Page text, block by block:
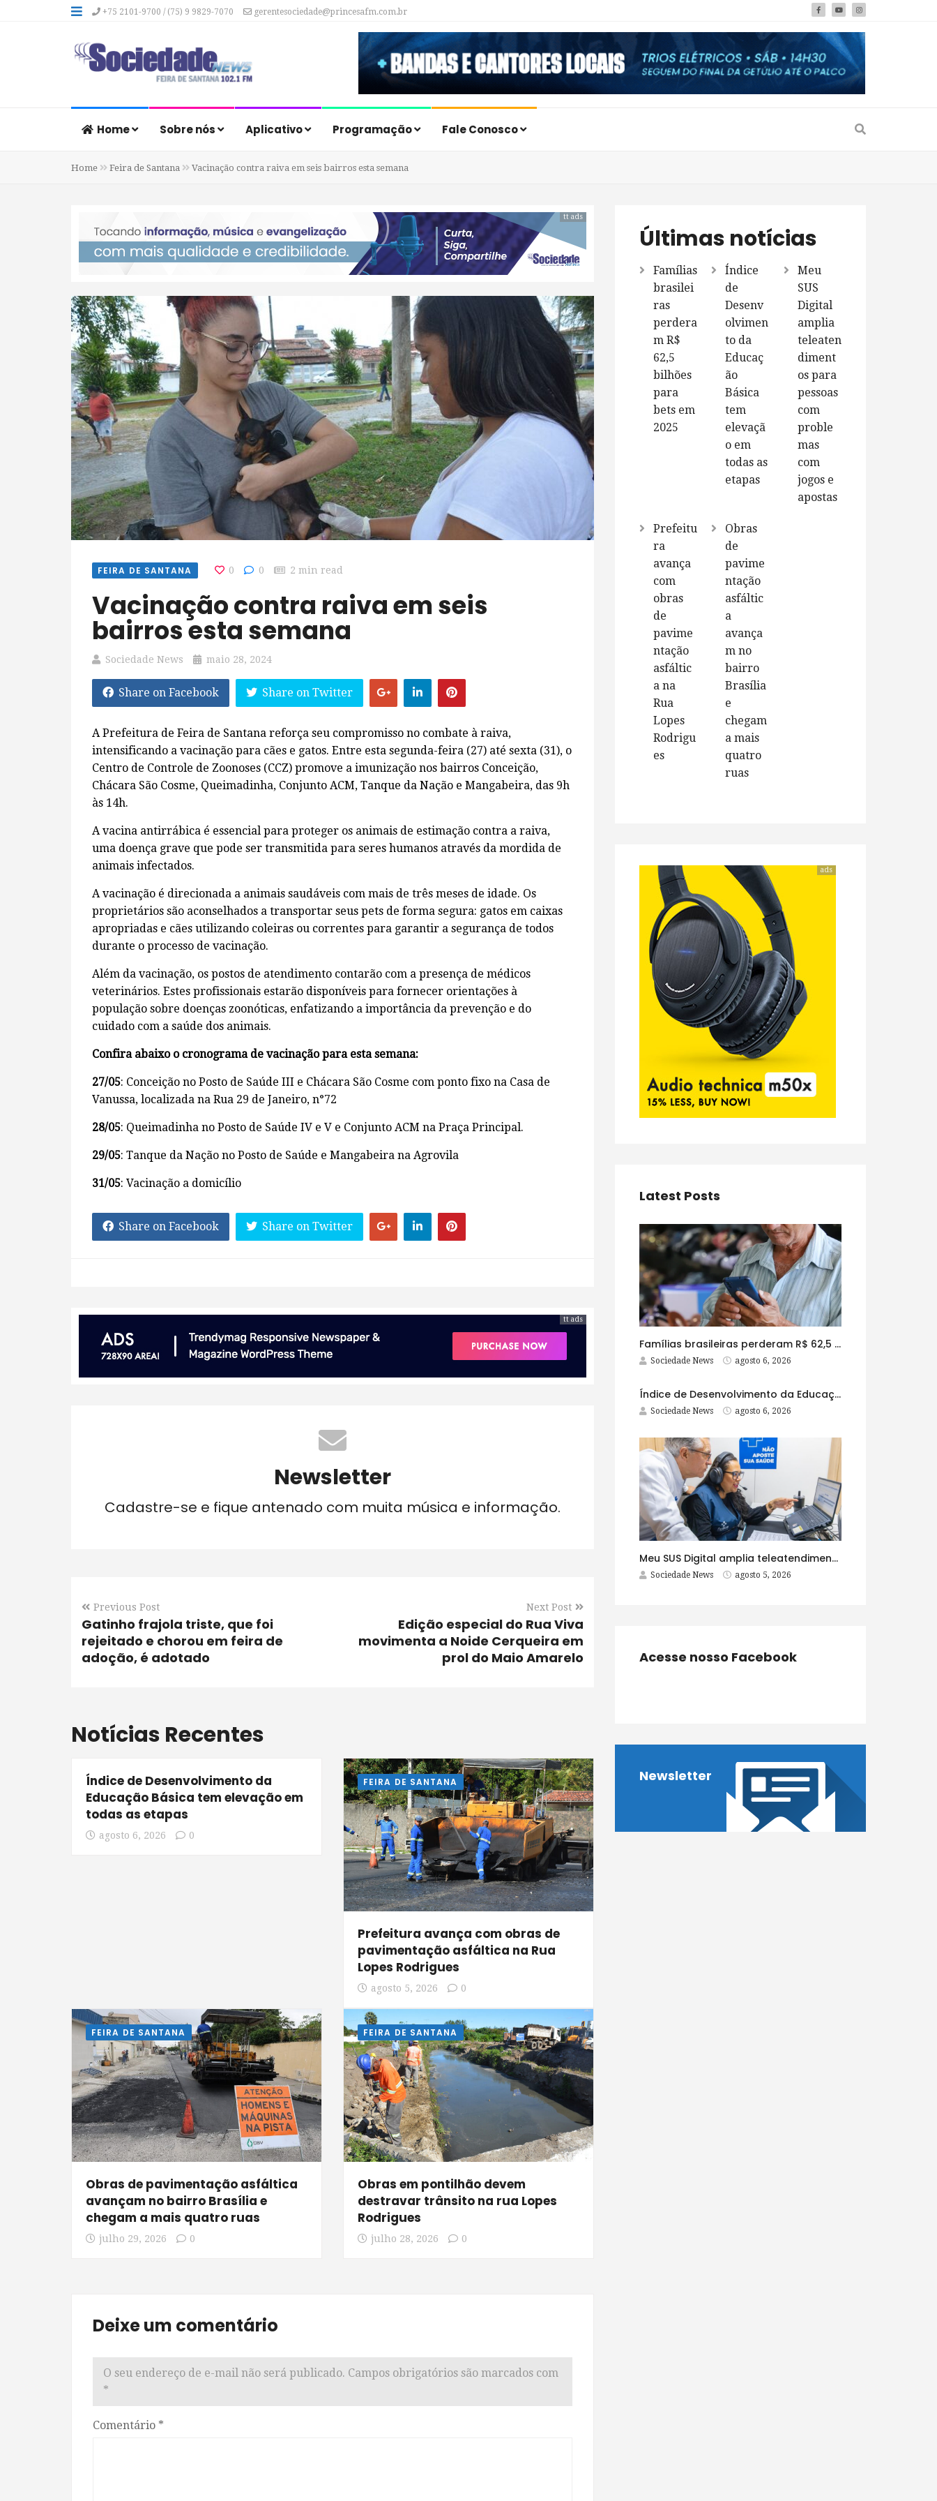
+75 2101-9700 / (75) 9 9829-7070 gerentesociedade@princesafm.com.br
Home Sobre nós Aplicativo Programação Fale Conosco
Home Feira de Santana Vacinação contra raiva em seis bairros esta semana
tt ads
FEIRA DE SANTANA 0 0 2 min read
Vacinação contra raiva em seis
bairros esta semana
Sociedade News maio 28, 2024
Share on Facebook Share on Twitter
A Prefeitura de Feira de Santana reforça seu compromisso no combate à raiva,
intensificando a vacinação para cães e gatos. Entre esta segunda-feira (27) até sexta (31), o
Centro de Controle de Zoonoses (CCZ) promove a imunização nos bairros Conceição,
Chácara São Cosme, Queimadinha, Conjunto ACM, Tanque da Nação e Mangabeira, das 9h
às 14h.
A vacina antirrábica é essencial para proteger os animais de estimação contra a raiva,
uma doença grave que pode ser transmitida para seres humanos através da mordida de
animais infectados.
A vacinação é direcionada a animais saudáveis com mais de três meses de idade. Os
proprietários são aconselhados a transportar seus pets de forma segura: gatos em caixas
apropriadas e cães utilizando coleiras ou correntes para garantir a segurança de todos
durante o processo de vacinação.
Além da vacinação, os postos de atendimento contarão com a presença de médicos
veterinários. Estes profissionais estarão disponíveis para fornecer orientações à
população sobre doenças zoonóticas, enfatizando a importância da prevenção e do
cuidado com a saúde dos animais.
Confira abaixo o cronograma de vacinação para esta semana:
27/05: Conceição no Posto de Saúde III e Chácara São Cosme com ponto fixo na Casa de
Vanussa, localizada na Rua 29 de Janeiro, n°72
28/05: Queimadinha no Posto de Saúde IV e V e Conjunto ACM na Praça Principal.
29/05: Tanque da Nação no Posto de Saúde e Mangabeira na Agrovila
31/05: Vacinação a domicílio
Share on Facebook Share on Twitter
tt ads
Newsletter
Cadastre-se e fique antenado com muita música e informação.
Previous Post
Gatinho frajola triste, que foi
rejeitado e chorou em feira de
adoção, é adotado
Next Post
Edição especial do Rua Viva
movimenta a Noide Cerqueira em
prol do Maio Amarelo
Notícias Recentes
Índice de Desenvolvimento da
Educação Básica tem elevação em
todas as etapas
agosto 6, 2026 0
FEIRA DE SANTANA
Prefeitura avança com obras de
pavimentação asfáltica na Rua
Lopes Rodrigues
agosto 5, 2026 0
FEIRA DE SANTANA
Obras de pavimentação asfáltica
avançam no bairro Brasília e
chegam a mais quatro ruas
julho 29, 2026 0
FEIRA DE SANTANA
Obras em pontilhão devem
destravar trânsito na rua Lopes
Rodrigues
julho 28, 2026 0
Deixe um comentário
O seu endereço de e-mail não será publicado. Campos obrigatórios são marcados com
*
Comentário *
Últimas notícias
Famílias
brasilei
ras
perdera
m R$
62,5
bilhões
para
bets em
2025
Índice
de
Desenv
olvimen
to da
Educaç
ão
Básica
tem
elevaçã
o em
todas as
etapas
Meu
SUS
Digital
amplia
teleaten
diment
os para
pessoas
com
proble
mas
com
jogos e
apostas
Prefeitu
ra
avança
com
obras
de
pavime
ntação
asfáltic
a na
Rua
Lopes
Rodrigu
es
Obras
de
pavime
ntação
asfáltic
a
avança
m no
bairro
Brasília
e
chegam
a mais
quatro
ruas
ads
Latest Posts
Famílias brasileiras perderam R$ 62,5 bilhões para bets em 2025
Sociedade News agosto 6, 2026
Índice de Desenvolvimento da Educação Básica tem elevação em todas as etapas
Sociedade News agosto 6, 2026
Meu SUS Digital amplia teleatendimentos para pessoas com problemas com jogos e apostas
Sociedade News agosto 5, 2026
Acesse nosso Facebook
Newsletter